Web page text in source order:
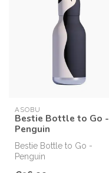
ASOBU
Bestie Bottle to Go -
Penguin
Bestie Bottle to Go -
Penguin